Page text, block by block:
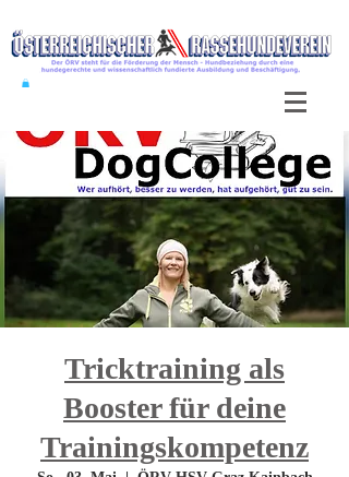
Tricktraining als
Booster für deine
Trainingskompetenz